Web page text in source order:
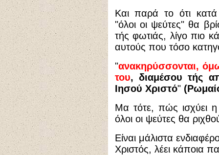
Και παρά το ότι
"όλοι οι ψεύτες" θα
τής φωτιάς, λίγο πιο
αυτούς που τόσο
"ανακηρύσσονται,
του, διαμέσου τής
Ιησού Χριστό"
Μα τότε, πώς ισχύει
όλοι οι ψεύτες θα
Είναι μάλιστα
Χριστός, λέει κάποια